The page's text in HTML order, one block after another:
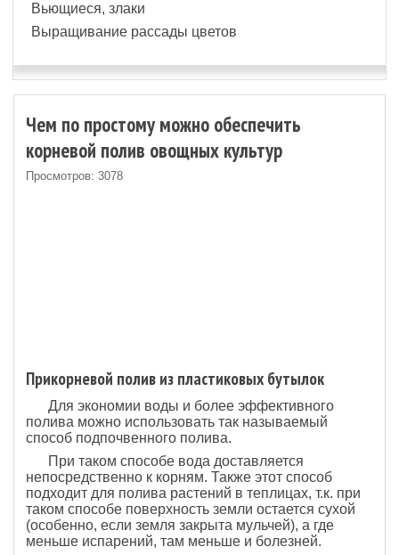
Вьющиеся, злаки
Выращивание рассады цветов
Чем по простому можно обеспечить
корневой полив овощных культур
Просмотров: 3078
Прикорневой полив из пластиковых бутылок
Для экономии воды и более эффективного
полива можно использовать так называемый
способ подпочвенного полива.
При таком способе вода доставляется
непосредственно к корням. Также этот способ
подходит для полива растений в теплицах, т.к. при
таком способе поверхность земли остается сухой
(особенно, если земля закрыта мульчей), а где
меньше испарений, там меньше и болезней.